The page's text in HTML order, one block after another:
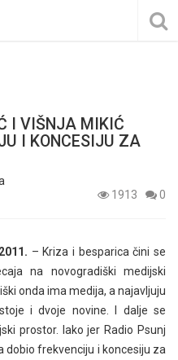
I VIŠNJA MIKIĆ
I KONCESIJU ZA
1913
0
– Kriza i besparica čini se
na novogradiški medijski
onda ima medija, a najavljuju
i dvoje novine. I dalje se
prostor. Iako jer Radio Psunj
dobio frekvenciju i koncesiju za